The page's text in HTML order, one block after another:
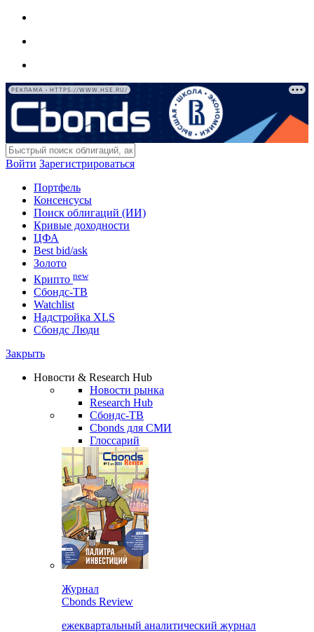
РЕКЛАМА • HTTPS://WWW.HSE.RU/
Войти Зарегистрироваться
Портфель
Консенсусы
Поиск облигаций (ИИ)
Кривые доходности
ЦФА
Best bid/ask
Золото
Крипто new
Сбондс-ТВ
Watchlist
Надстройка XLS
Сбондс Люди
Закрыть
Новости & Research Hub
Новости рынка
Research Hub
Сбондс-ТВ
Cbonds для СМИ
Глоссарий
Журнал
Cbonds Review
ежеквартальный аналитический журнал